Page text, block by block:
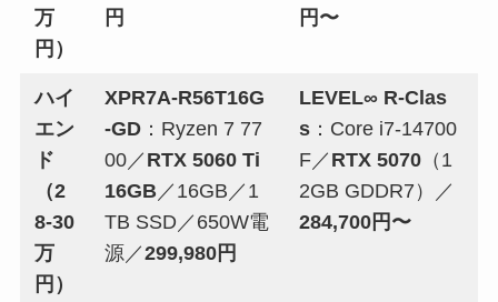
万
円）
円
円〜
ハイ
エン
ド
（2
8-30
万
円）
XPR7A-R56T16G
-GD ：Ryzen 7 77
00／ RTX 5060 Ti
16GB／16GB／1
TB SSD／650W電
源／299,980円
LEVEL∞ R-Clas
s ：Core i7-14700
F／ RTX 5070 （1
2GB GDDR7）／
284,700円〜